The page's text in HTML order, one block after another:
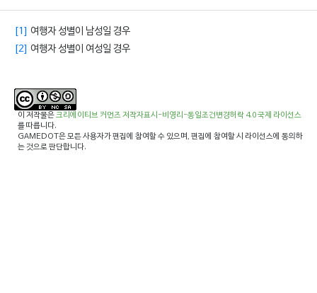
[1]
여행자 성별이 남성일 경우
[2] 여행자 성별이 여성일 경우
이 저작물은크리에이티브 커먼즈 저작자표시-비영리-동일조건변경허락 4.0 국제 라이선스
를 따릅니다.
GAMEDOT은 모든 사용자가 편집에 참여할 수 있으며, 편집에 참여할 시 라이선스에 동의하
는 것으로 판단합니다.